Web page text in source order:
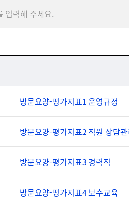
방문요양-평가지표1 운영규정
방문요양-평가지표2 직원 상담관
방문요양-평가지표3 경력직
방문요양-평가지표4 보수교육